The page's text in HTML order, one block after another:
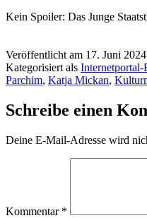
Kein Spoiler: Das Junge
Veröffentlicht am 17. Juni 2024
Kategorisiert als Internetportal-
Parchim, Katja Mickan,
Schreibe einen
Deine E-Mail-Adresse wird
Kommentar *